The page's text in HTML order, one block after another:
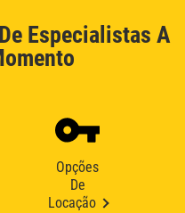
Especialistas A
Opções
De
Locação